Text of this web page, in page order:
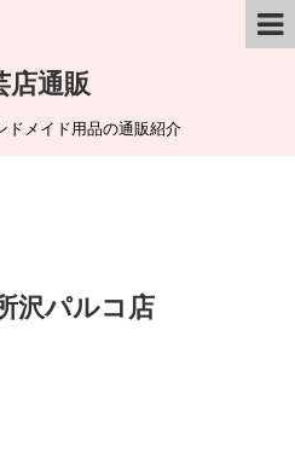
店通販
ドメイド用品の通販紹介
沢パルコ店